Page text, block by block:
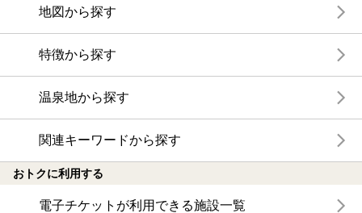
地図から探す
特徴から探す
温泉地から探す
関連キーワードから探す
おトクに利用する
電子チケットが利用できる施設一覧